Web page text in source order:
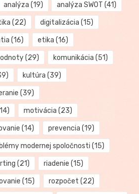
analýza (19) analýza SWOT (41)
(22) digitalizácia (15)
(16) etika (16)
(29) komunikácia (51)
kultúra (39)
(39)
motivácia (23)
(14) prevencia (19)
modernej spoločnosti (15)
(21) riadenie (15)
(15) rozpočet (22)